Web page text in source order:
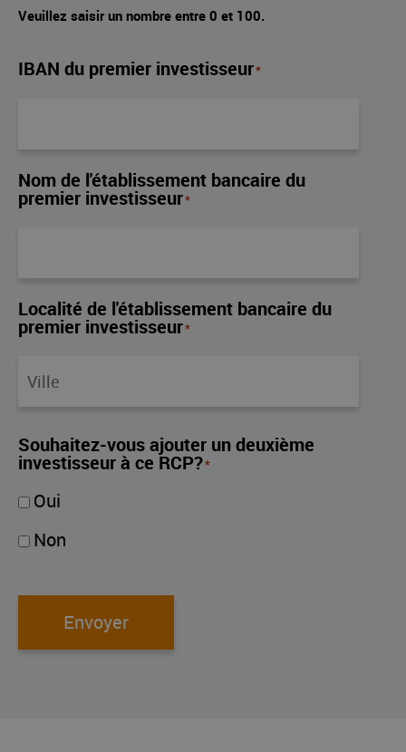
Veuillez saisir un nombre entre 0 et 100.
IBAN du premier investisseur*
Nom de l'établissement bancaire du
premier investisseur*
Localité de l'établissement bancaire du
premier investisseur*
Souhaitez-vous ajouter un deuxième
investisseur à ce RCP?*
Oui
Non
Envoyer